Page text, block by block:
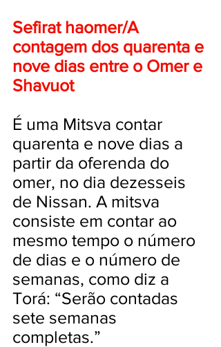
Sefirat haomer/A
contagem dos quarenta e
nove dias entre o Omer e
Shavuot
É uma Mitsva contar
quarenta e nove dias a
partir da oferenda do
omer, no dia dezesseis
de Nissan. A mitsva
consiste em contar ao
mesmo tempo o número
de dias e o número de
semanas, como diz a
Torá: “Serão contadas
sete semanas
completas.”